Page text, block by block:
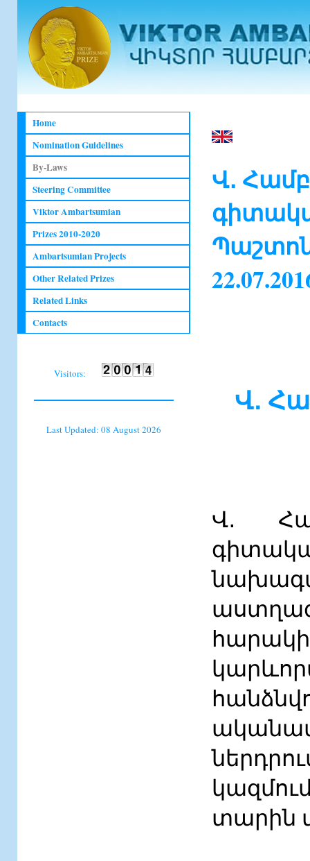
Home
Nomination Guidelines
By-Laws
Steering Committee
Viktor Ambartsumian
Prizes 2010-2020
Ambartsumian Projects
Other Related Prizes
Related Links
Contacts
Visitors:
Last Updated: 08 August 2026
Վ․
Վ․
Վ․
տարին